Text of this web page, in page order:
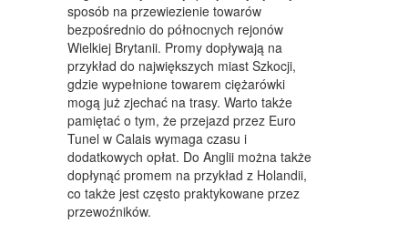
URZĄDZENIA
MASZYNY
NARZĘDZIA
PRZEMYSŁ METALOWY
TRANSPORT
TRANSPORT
CZĘŚCI SAMOCHODOWE
sposób na przewiezienie towarów
bezpośrednio do północnych rejonów
Wielkiej Brytanii. Promy dopływają na
przykład do największych miast Szkocji,
gdzie wypełnione towarem ciężarówki
mogą już zjechać na trasy. Warto także
pamiętać o tym, że przejazd przez Euro
Tunel w Calais wymaga czasu i
dodatkowych opłat. Do Anglii można także
dopłynąć promem na przykład z Holandii,
co także jest często praktykowane przez
przewoźników.